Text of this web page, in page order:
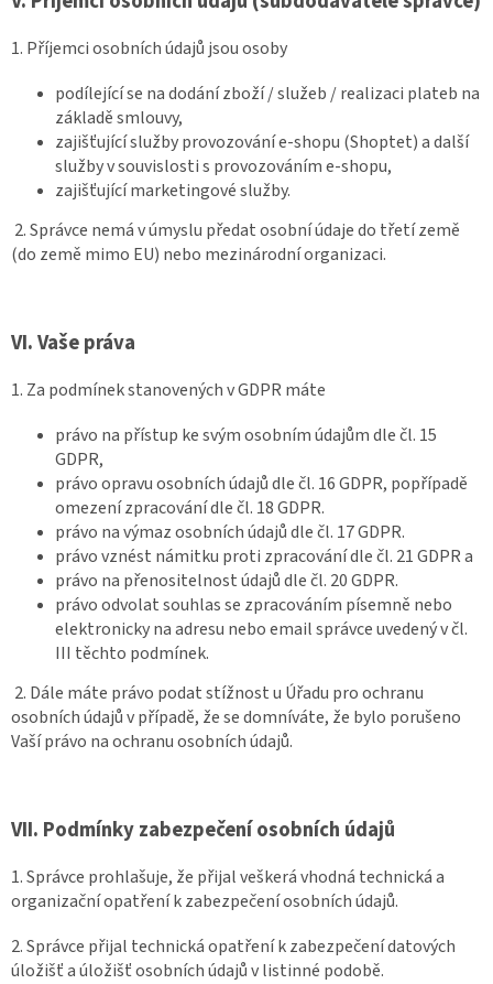
1. Příjemci osobních údajů jsou osoby
podílející se na dodání zboží / služeb / realizaci plateb na
základě smlouvy,
zajišťující služby provozování e-shopu (Shoptet) a další
služby v souvislosti s provozováním e-shopu,
zajišťující marketingové služby.
2. Správce nemá v úmyslu předat osobní údaje do třetí země
(do země mimo EU) nebo mezinárodní organizaci.
VI.Vaše práva
1. Za podmínek stanovených v GDPR máte
právo na přístup ke svým osobním údajům dle čl. 15
GDPR,
právo opravu osobních údajů dle čl. 16 GDPR, popřípadě
omezení zpracování dle čl. 18 GDPR.
právo na výmaz osobních údajů dle čl. 17 GDPR.
právo vznést námitku proti zpracování dle čl. 21 GDPR a
právo na přenositelnost údajů dle čl. 20 GDPR.
právo odvolat souhlas se zpracováním písemně nebo
elektronicky na adresu nebo email správce uvedený v čl.
III těchto podmínek.
2. Dále máte právo podat stížnost u Úřadu pro ochranu
osobních údajů v případě, že se domníváte, že bylo porušeno
Vaší právo na ochranu osobních údajů.
VII. Podmínky zabezpečení osobních údajů
1. Správce prohlašuje, že přijal veškerá vhodná technická a
organizační opatření k zabezpečení osobních údajů.
2. Správce přijal technická opatření k zabezpečení datových
úložišť a úložišť osobních údajů v listinné podobě.